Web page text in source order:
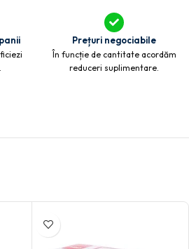
Prețuri negociabile
În funcție de cantitate acordăm
reduceri suplimentare.